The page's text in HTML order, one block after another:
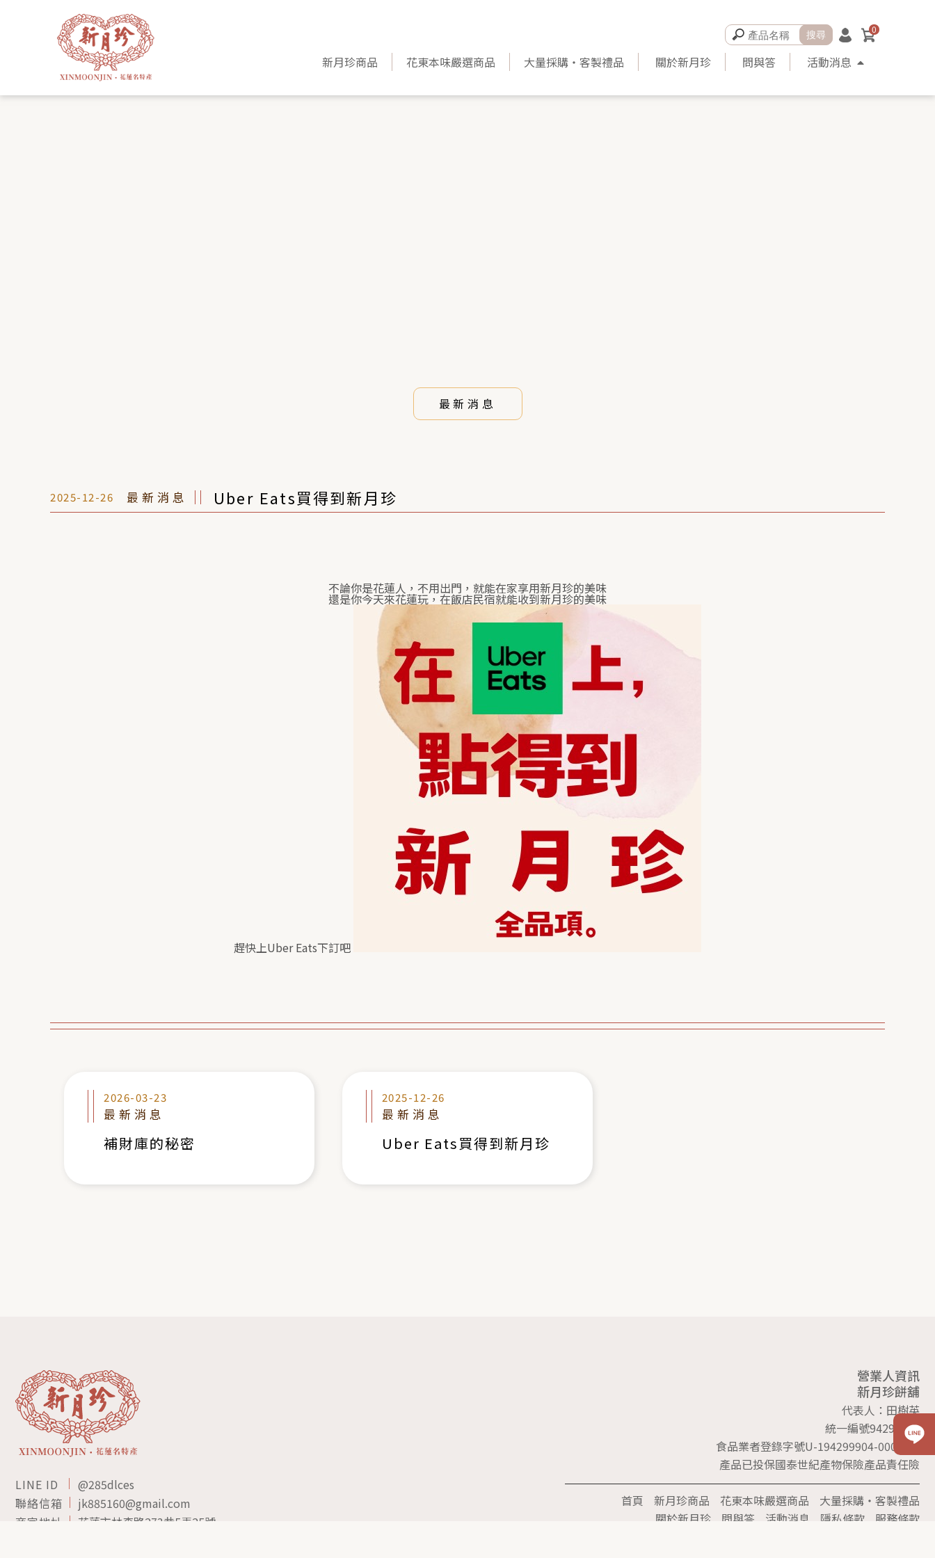
0
新月珍商品 花東本味嚴選商品 大量採購‧客製禮品 關於新月珍 問與答 活動消息
最新消息
2025-12-26 最新消息 Uber Eats買得到新月珍
不論你是花蓮人，不用出門，就能在家享用新月珍的美味
還是你今天來花蓮玩，在飯店民宿就能收到新月珍的美味
趕快上Uber Eats下訂吧
2026-03-23
最新消息
補財庫的秘密
2025-12-26
最新消息
Uber Eats買得到新月珍
LINE ID
@285dlces
聯絡信箱
jk885160@gmail.com
商家地址
花蓮市林森路273巷5弄25號
營業人資訊
新月珍餅舖
代表人：田樹英
統一編號94299904
食品業者登錄字號U-194299904-00000-4
產品已投保國泰世紀產物保險產品責任險
首頁 新月珍商品 花東本味嚴選商品
大量採購‧客製禮品
關於新月珍
問與答 活動消息 隱私條款 服務條款